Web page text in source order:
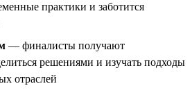
практики и заботится
— финалисты получают
решениями и изучать подходы
отраслей